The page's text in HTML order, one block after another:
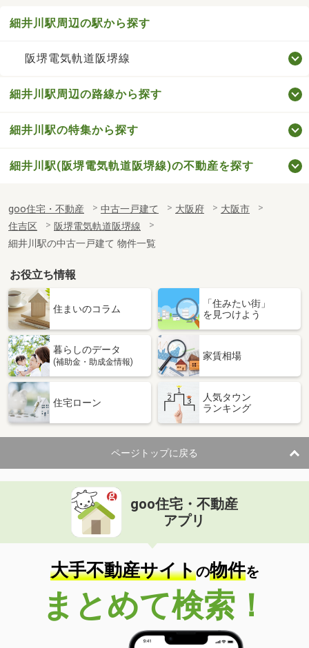
細井川駅周辺の駅から探す
阪堺電気軌道阪堺線
細井川駅周辺の路線から探す
細井川駅の特集から探す
細井川駅(阪堺電気軌道阪堺線)の不動産を探す
goo住宅・不動産 中古一戸建て 大阪府
大阪市
住吉区
阪堺電気軌道阪堺線
細井川駅の中古一戸建て 物件一覧
お役立ち情報
住まいのコラム
「住みたい街」
を見つけよう
暮らしのデータ
(補助金・助成金情報)
家賃相場
住宅ローン
人気タウン
ランキング
ページトップに戻る
goo住宅・不動産
アプリ
大手不動産サイトの物件を
まとめて検索！